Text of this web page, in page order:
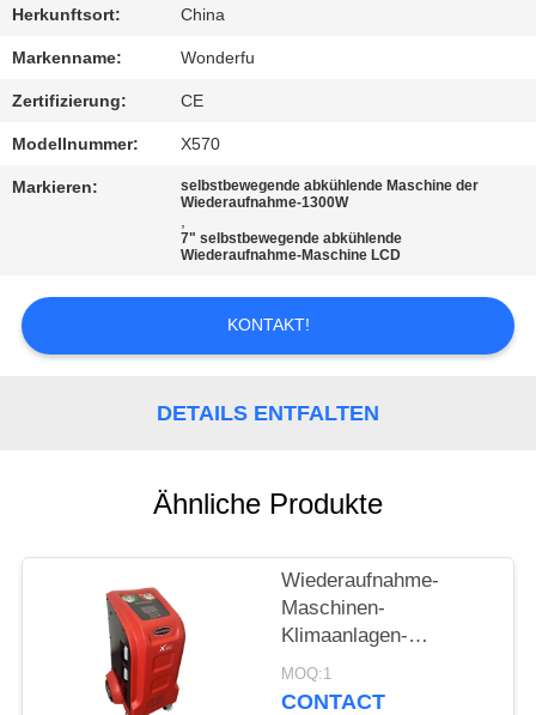
SIE
MIT
UNS
IN
VERBINDUNG
SIE
EIN
POLICY
Herkunftsort: China
Markenname: Wonderfu
Zertifizierung: CE
Modellnummer: X570
Markieren:
selbstbewegende abkühlende Maschine der
Wiederaufnahme-1300W
,
7" selbstbewegende abkühlende
Wiederaufnahme-Maschine LCD
KONTAKT!
DETAILS ENTFALTEN
Ähnliche Produkte
Wiederaufnahme-
Maschinen-
Klimaanlagen-
Spülungssystem Auto
Wechselstroms
MOQ:1
CONTACT